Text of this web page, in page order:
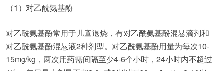
（1）对乙酰氨基酚
对乙酰氨基酚常用于儿童退烧，有对乙酰氨基酚混悬滴剂和
对乙酰氨基酚混悬液2种剂型。对乙酰氨基酚用量为每次10-
15mg/kg，两次用药需间隔至少4-6个小时，24小时内不超过